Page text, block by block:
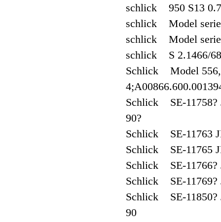
schlick 950 S13
schlick Model
schlick Model
schlick S 2.1466/68
Schlick Model 556,
Schlick SE-11758?
90?
Schlick SE-11763
Schlick SE-11765
Schlick SE-11766?
Schlick SE-11769?
Schlick SE-11850?
90